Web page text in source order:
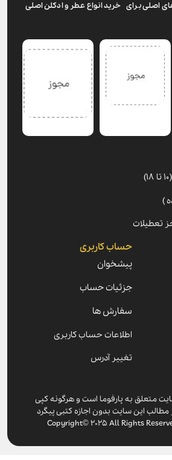
اصلی برای خرید انواع عطر و ادکلن اصلی
)
حساب کاربری
پیشخوان
جزئیات حساب
سفارش ها
اطلاعات حساب کاربری
تغییر آدرس
متعلق به پارفوما است و هرگونه کپی
مطالب این سایت بدون اجازه کتبی پیگرد